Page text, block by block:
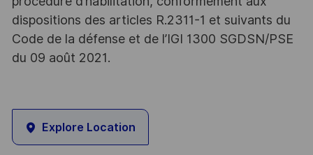
dispositions des articles R.2311-1 et suivants du
Code de la défense et de l’IGI 1300 SGDSN/PSE
du 09 août 2021.
Explore Location